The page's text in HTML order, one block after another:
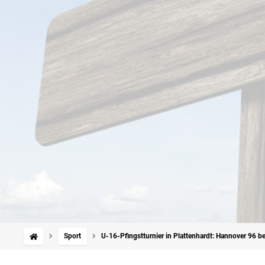
Sport U-16-Pfingstturnier in Plattenhardt: Hannover 96